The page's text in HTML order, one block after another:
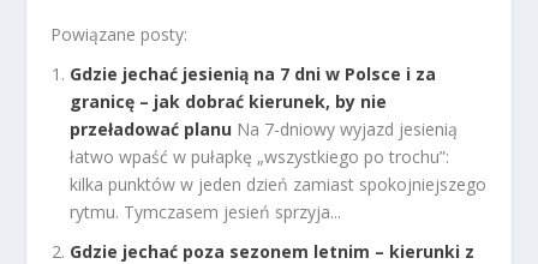
Powiązane posty:
Gdzie jechać jesienią na 7 dni w Polsce i za
granicę – jak dobrać kierunek, by nie
przeładować planu Na 7-dniowy wyjazd jesienią
łatwo wpaść w pułapkę „wszystkiego po trochu”:
kilka punktów w jeden dzień zamiast spokojniejszego
rytmu. Tymczasem jesień sprzyja...
Gdzie jechać poza sezonem letnim – kierunki z